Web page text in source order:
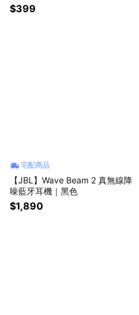
$399
宅配商品
【JBL】Wave Beam 2 真無線降
噪藍牙耳機｜黑色
$1,890